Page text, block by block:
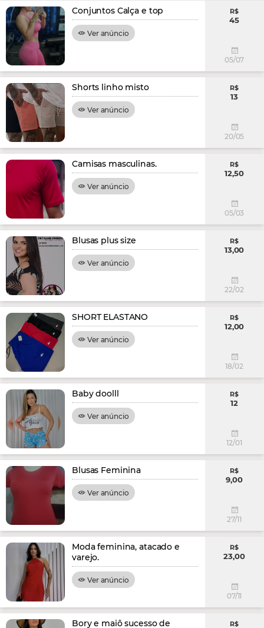
Conjuntos Calça e top
Ver anúncio
R$
45
05/07
Shorts linho misto
Ver anúncio
R$
13
20/05
Camisas masculinas.
Ver anúncio
R$
12,50
05/03
Blusas plus size
Ver anúncio
R$
13,00
22/02
SHORT ELASTANO
Ver anúncio
R$
12,00
18/02
Baby doolll
Ver anúncio
R$
12
12/01
Blusas Feminina
Ver anúncio
R$
9,00
27/11
Moda feminina, atacado e
varejo.
Ver anúncio
R$
23,00
07/11
Bory e maiô sucesso de
R$